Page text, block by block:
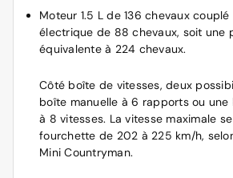
Moteur 1.5 L de 136 chevaux
électrique de 88 chevaux, soit une
équivalente à 224 chevaux.
Côté boîte de vitesses, deux
boîte manuelle à 6 rapports ou
à 8 vitesses. La vitesse maximale
fourchette de 202 à 225 km/h,
Mini Countryman.